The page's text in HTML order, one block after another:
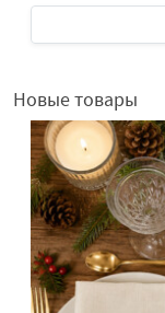
Новые товары